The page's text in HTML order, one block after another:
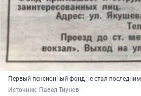
Первый пенсионный фонд не стал последним
Источник: Павел Тиунов